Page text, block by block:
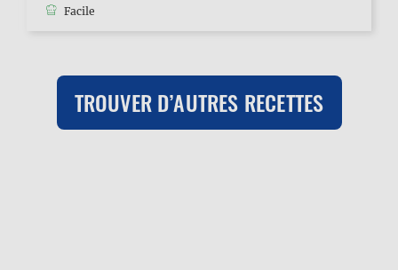
Facile
TROUVER D’AUTRES RECETTES